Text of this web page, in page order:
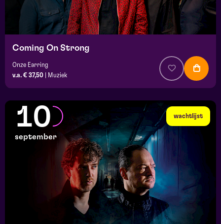
Coming On Strong
Onze Earring
v.a. € 37,50
Muziek
wachtlijst
10
september